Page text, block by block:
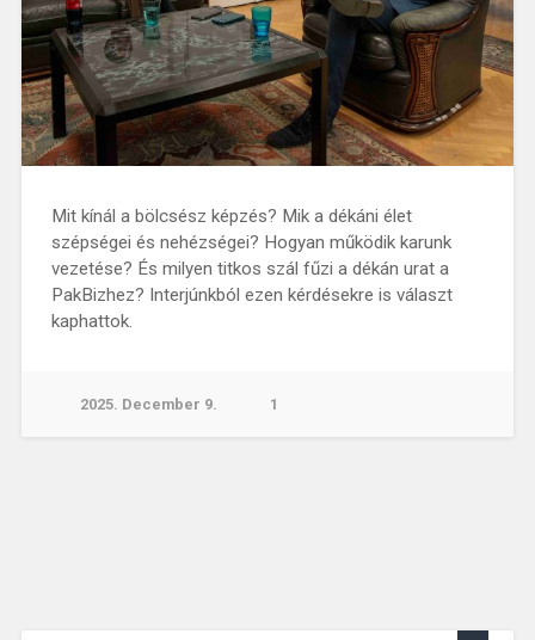
Mit kínál a bölcsész képzés? Mik a dékáni élet
szépségei és nehézségei? Hogyan működik karunk
vezetése? És milyen titkos szál fűzi a dékán urat a
PakBizhez? Interjúnkból ezen kérdésekre is választ
kaphattok.
2025. December 9. 1